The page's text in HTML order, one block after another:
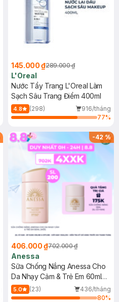
145.000 ₫289.000 ₫
L'Oreal
Nước Tẩy Trang L'Oreal Làm
Sạch Sâu Trang Điểm 400ml
4.8 (298)
916/tháng
77%
-42%
406.000 ₫702.000 ₫
Anessa
Sữa Chống Nắng Anessa Cho
Da Nhạy Cảm & Trẻ Em 60ml
(Mới)
5.0 (23)
436/tháng
80%